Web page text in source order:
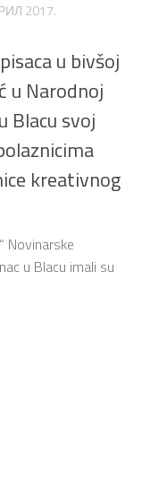
2017.
u bivšoj
u Narodnoj
Blacu svoj
kreativnog
Novinarske
u Blacu imali su